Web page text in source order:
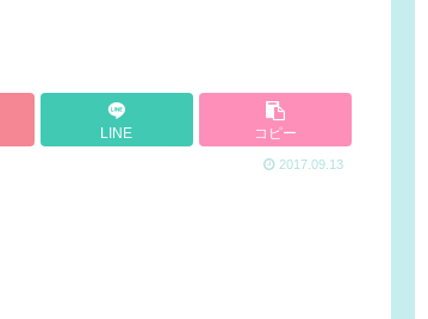
LINE コピー
2017.09.13